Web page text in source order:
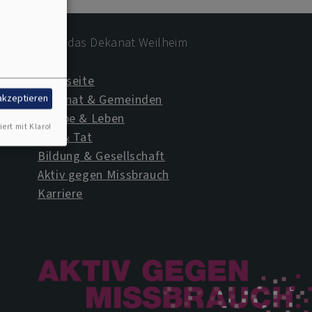
Über das Dekanat Weilheim
Startseite
Dekanat & Gemeinden
Glaube & Leben
Rat & Tat
Bildung & Gesellschaft
Aktiv gegen Missbrauch
Karriere
mit Klaro!